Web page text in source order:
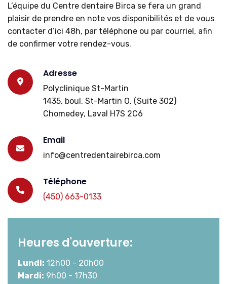
L’équipe du Centre dentaire Birca se fera un grand
plaisir de prendre en note vos disponibilités et de vous
contacter d’ici 48h, par téléphone ou par courriel, afin
de confirmer votre rendez-vous.
Adresse
Polyclinique St-Martin
1435, boul. St-Martin O. (Suite 302)
Chomedey, Laval H7S 2C6
Email
info@centredentairebirca.com
Téléphone
(450) 663-0133
Heures d'ouverture:
Lundi: 12h00 - 20h00
Mardi: 9h00 - 17h30